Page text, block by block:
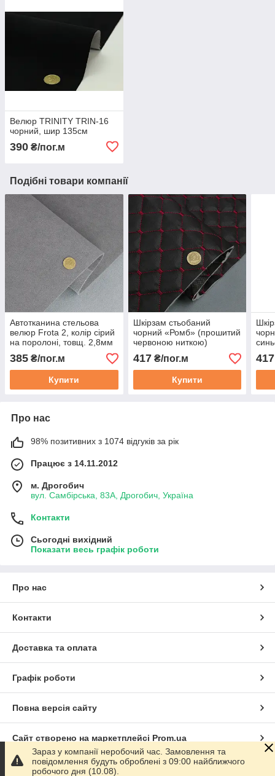
Велюр TRINITY TRIN-16
чорний, шир 135см
390 ₴/пог.м
Подібні товари компанії
Автотканина стельова
велюр Frota 2, колір сірий
на поролоні, товщ. 2,8мм
385 ₴/пог.м
Купити
Шкірзам стьобаний
чорний «Ромб» (прошитий
червоною ниткою)
дубльований синтепоном
та флізеліном шир 1,35м
417₴/пог.м
Купити
417
Про нас
98% позитивних з 1074 відгуків за рік
Працює з 14.11.2012
м. Дрогобич
вул. Самбірська, 83А, Дрогобич, Україна
Контакти
Сьогодні вихідний
Показати весь графік роботи
Про нас
Контакти
Доставка та оплата
Графік роботи
Повна версія сайту
Сайт створено на маркетплейсі Prom.ua
Політика конфіденційності
Зараз у компанії неробочий час. Замовлення та
повідомлення будуть оброблені з 09:00 найближчого
робочого дня (10.08).